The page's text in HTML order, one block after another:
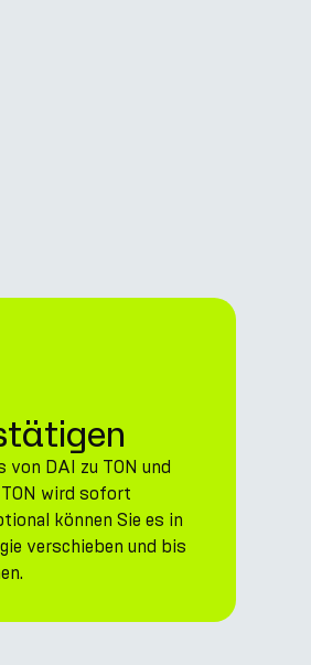
von DAI zu TON und
wird sofort
können Sie es in
verschieben und bis